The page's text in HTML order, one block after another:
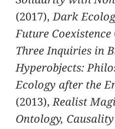
(2017), Dark
Future Coexistence
Three Inquiries in
Hyperobjects:
Ecology after the
(2013), Realist
Ontology, Causality